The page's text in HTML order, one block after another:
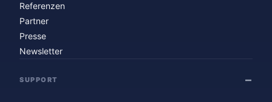
Referenzen
Partner
Presse
Newsletter
SUPPORT